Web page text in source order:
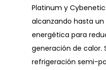
Platinum y
alcanzando hasta un
energética para
generación de calor.
refrigeración semi-